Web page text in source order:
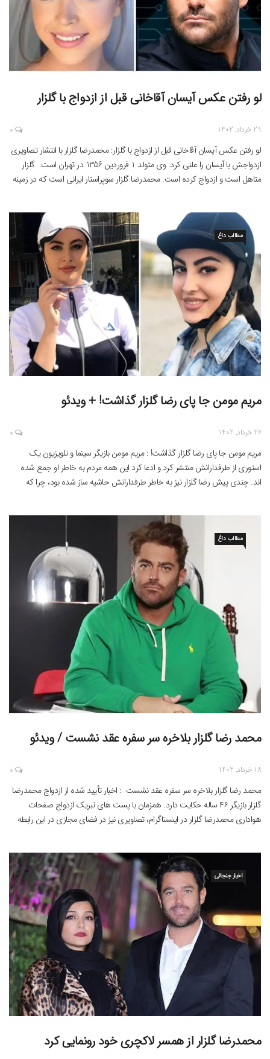
لو رفتن عکس آیسان آقاخانی قبل از ازدواج با گلزار
29 خرداد, 1402 0
لو رفتن عکس آیسان آقاخانی قبل از ازدواج با گلزار: محمدرضا گلزار با انتشار تصاویری
ازدواجش با آیسان را علنی کرد. وی متولد 1 فروردین 1356 در تهران است. گلزار
متاهل است و ازدواج کرده است. محمدرضا گلزار سوپراستار ایرانی است که در زمینه
مطالب داغ
مریم مومن جا پای رضا گلزار گذاشت! + ویدئو
26 خرداد, 1402 0
مریم مومن جا پای رضا گلزار گذاشت! : مریم مومن بازیگر سینما و تلویزیون یک
استوری از طرفدارانش منتشر کرد و ادعا کرد این همه مردم به خاطر او جمع شده
اند. چندی پیش رضا گلزار نیز به خاطر طرفدارانش حاشیه ساز شده بود، چرا که
مطالب داغ
محمد رضا گلزار بلاخره سر سفره عقد نشست / ویدئو
18 خرداد, 1402 0
محمد رضا گلزار بلاخره سر سفره عقد نشست : اخبار تأیید شده از ازدواج محمدرضا
گلزار بازیگر ۴۶ ساله حکایت دارد. همزمان با پست های تبریک ازدواج صفحات
هواداری محمدرضا گلزار در اینستاگرام، تصاویری نیز در فضای مجازی در این رابطه
اخبار جنجالی
محمدرضا گلزار از همسر لاکچری خود رونمایی کرد